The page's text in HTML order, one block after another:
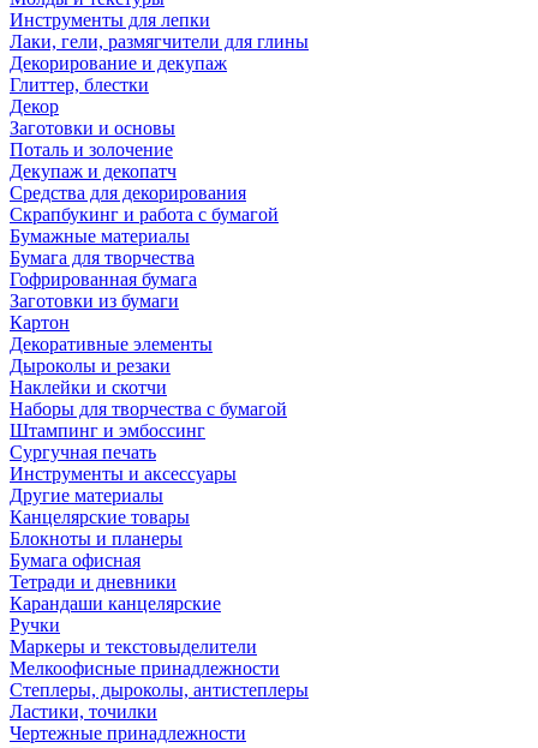
Инструменты для лепки
Лаки, гели, размягчители для глины
Декорирование и декупаж
Глиттер, блестки
Декор
Заготовки и основы
Поталь и золочение
Декупаж и декопатч
Средства для декорирования
Скрапбукинг и работа с бумагой
Бумажные материалы
Бумага для творчества
Гофрированная бумага
Заготовки из бумаги
Картон
Декоративные элементы
Дыроколы и резаки
Наклейки и скотчи
Наборы для творчества с бумагой
Штампинг и эмбоссинг
Сургучная печать
Инструменты и аксессуары
Другие материалы
Канцелярские товары
Блокноты и планеры
Бумага офисная
Тетради и дневники
Карандаши канцелярские
Ручки
Маркеры и текстовыделители
Мелкоофисные принадлежности
Степлеры, дыроколы, антистеплеры
Ластики, точилки
Чертежные принадлежности